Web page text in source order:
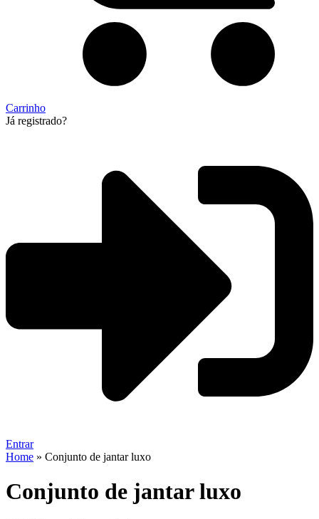
Carrinho
Já registrado?
Entrar
Home » Conjunto de jantar luxo
Conjunto de jantar luxo